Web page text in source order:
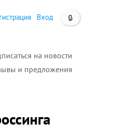
🔒
Вход
на новости
и предложения